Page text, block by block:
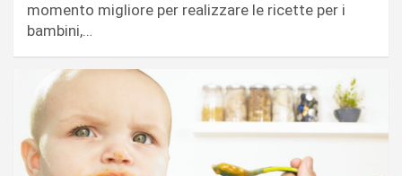
momento migliore per realizzare le ricette per i
bambini,…